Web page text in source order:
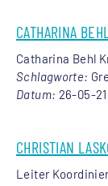
CATHARINA BEHL
Catharina Behl
Schlagworte:
Datum: 26-05-21
CHRISTIAN
Leiter